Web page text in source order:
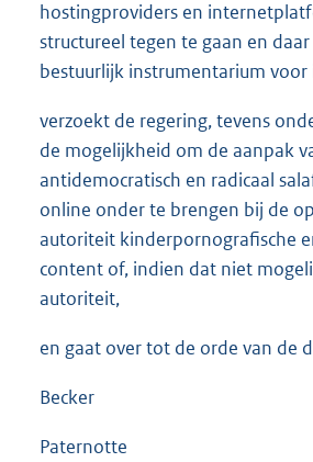
hostingproviders en
structureel tegen te gaan en
bestuurlijk instrumentarium voor
verzoekt de regering, tevens
de mogelijkheid om de aanpak
antidemocratisch en radicaal
online onder te brengen bij de
autoriteit kinderpornografische
content of, indien dat niet
autoriteit,
en gaat over tot de orde van de
Becker
Paternotte